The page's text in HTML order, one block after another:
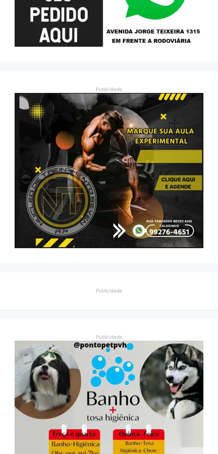
Publicidade
Publicidade
Publicidade